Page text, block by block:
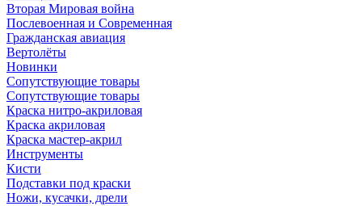
Вторая Мировая война
Послевоенная и Современная
Гражданская авиация
Вертолёты
Новинки
Сопутствующие товары
Сопутствующие товары
Краска нитро-акриловая
Краска акриловая
Краска мастер-акрил
Инструменты
Кисти
Подставки под краски
Ножи, кусачки, дрели